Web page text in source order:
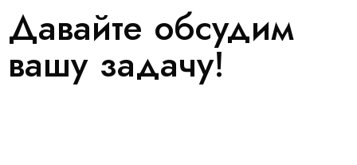
Давайте обсудим
вашу задачу!